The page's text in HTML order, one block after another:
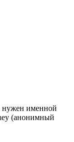
нужен именной
(анонимный